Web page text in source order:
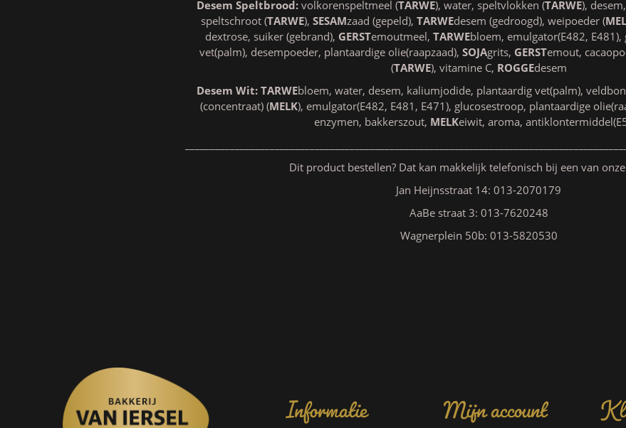
Desem Speltbrood: volkorenspeltmeel (TARWE), water, speltvlokken (TARWE),
speltschroot (TARWE), SESAMzaad (gepeld), TARWEdesem (gedroogd), weipoeder (
dextrose, suiker (gebrand), GERSTemoutmeel, TARWEbloem, emulgator(E482,
vet(palm), desempoeder, plantaardige olie(raapzaad), SOJAgrits, GERSTemout,
(TARWE), vitamine C, ROGGEdesem
Desem Wit: TARWEbloem, water, desem, kaliumjodide, plantaardig vet(palm),
(concentraat) (MELK), emulgator(E482, E481, E471), glucosestroop, plantaardige
enzymen, bakkerszout, MELKeiwit, aroma,
Dit product bestellen? Dat kan makkelijk telefonisch bij een van
Jan Heijnsstraat 14: 013-2070179
AaBe straat 3: 013-7620248
Wagnerplein 50b: 013-5820530
Informatie Mijn account